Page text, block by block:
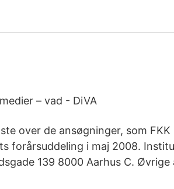
– vad - DiVA
over de ansøgninger, som
forårsuddeling i maj 2008.
139 8000 Aarhus C. Øvrige